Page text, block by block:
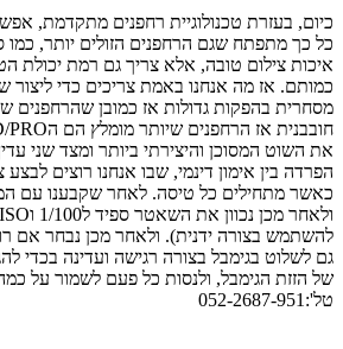
כיום, בעזרת טכנולוגיית רחפנים מתקדמת,
איכות צילום טובה, אלא צריך גם רמת יכולת
כמותם. אז מה אנחנו באמת צריכים כדי ליצור
את השוט המסוכן והיצירתי ביותר ומצד שני
הפרדה בין אימון דינמי, שבו אנחנו רוצים
גם לשלוט בגימבל בצורה רגישה ועדינה בכדי
של הזזת הגימבל, ולנסות כל פעם לשמור על
טל':052-2687-951